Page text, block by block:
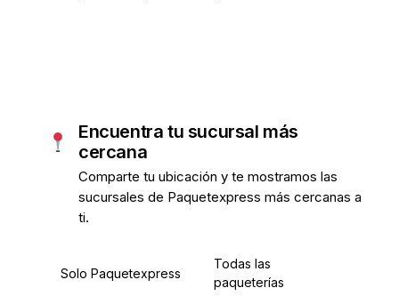
Encuentra tu sucursal más
cercana
Comparte tu ubicación y te mostramos las
sucursales de Paquetexpress más cercanas a
ti.
Solo Paquetexpress
Todas las
paqueterías